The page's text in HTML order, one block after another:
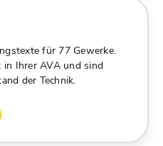
für 77 Gewerke.
in Ihrer AVA und sind
der Technik.